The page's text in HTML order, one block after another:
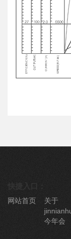
网站首页
关于
今年会